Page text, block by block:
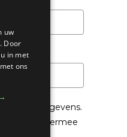
met je gegevens.
hoe we hiermee
uw
Door
in met
ons